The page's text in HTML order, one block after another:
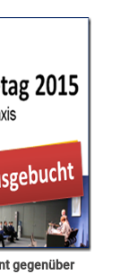
gegenüber